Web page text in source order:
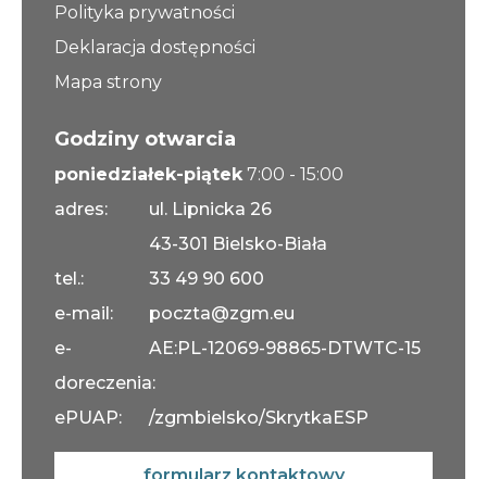
Polityka prywatności
Deklaracja dostępności
Mapa strony
Godziny otwarcia
poniedziałek-piątek 7:00 - 15:00
adres:
ul. Lipnicka 26
43-301 Bielsko-Biała
tel.:
33 49 90 600
e-mail:
poczta@zgm.eu
e-
doreczenia:
AE:PL-12069-98865-DTWTC-15
ePUAP: /zgmbielsko/SkrytkaESP